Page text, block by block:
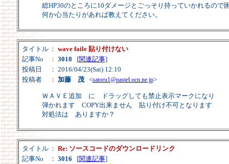
総HP30のところに10ダメージとごっそり持っていかれるので
何か心当たりがあれば教えてください。
タイトル ： wave faile 貼り付けない
記事No
： 3018 [関連記事]
投稿日
： 2016/04/23(Sat) 12:10
投稿者
： 加藤 茂<satoru1@pastel.ocn.ne.jp>
ＷＡＶＥ追加 に ドラッグしても禁止表示マークになり
弾かれます COPY出来ません 貼り付け不可となります
対処法は ありますか？
タイトル ： Re: ソースコードのダウンロードリンク
記事No
： 3016 [関連記事]